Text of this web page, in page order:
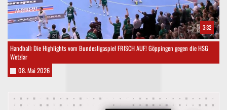
3:32
Handball: Die Highlights vom Bundesligaspiel FRISCH AUF! Göppingen gegen die HSG
Wetzlar
08. Mai 2026